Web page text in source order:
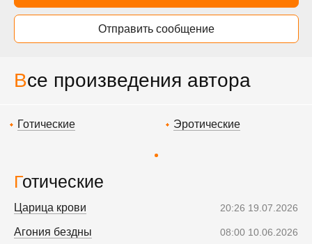
Отправить сообщение
Все произведения автора
Готические Эротические
Готические
Царица крови 20:26 19.07.2026
Агония бездны 08:00 10.06.2026